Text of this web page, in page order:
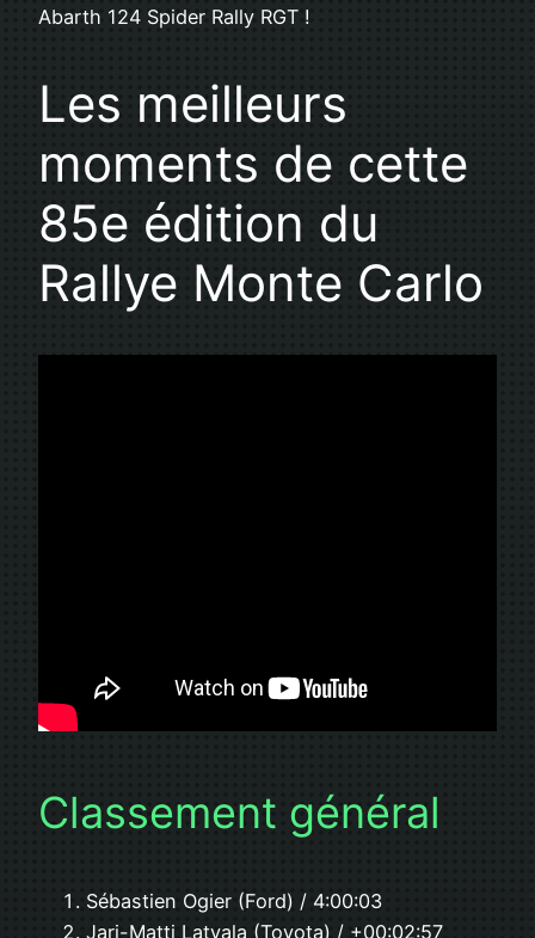
Abarth 124 Spider Rally RGT !
Les meilleurs
moments de cette
85e édition du
Rallye Monte Carlo
Classement général
Sébastien Ogier (Ford) / 4:00:03
Jari-Matti Latvala (Toyota) / +00:02:57